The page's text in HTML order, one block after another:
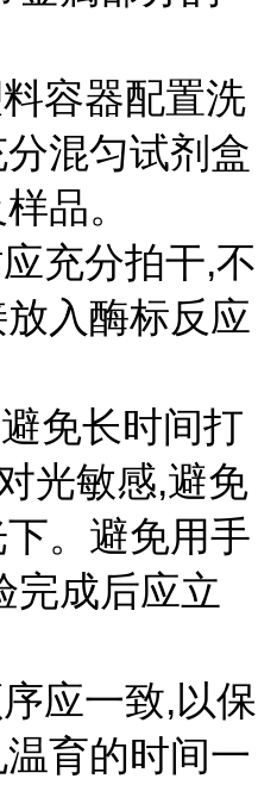
容器配置洗
混匀试剂盒
品。
充分拍干,不
入酶标反应
免长时间打
光敏感,避免
。避免用手
完成后应立
应一致,以保
育的时间一